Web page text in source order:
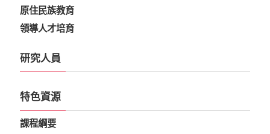
原住民族教育
領導人才培育
研究人員
特色資源
課程綱要